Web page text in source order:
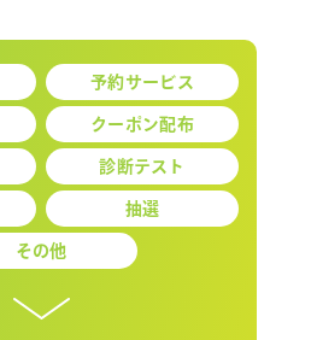
予約サービス
クーポン配布
診断テスト
抽選
その他